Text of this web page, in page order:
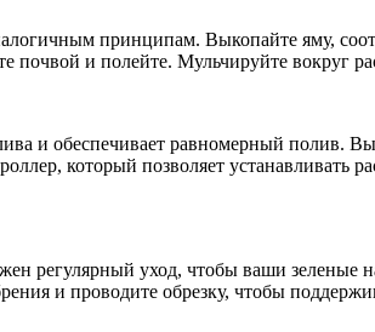
принципам. Выкопайте яму,
почвой и полейте. Мульчируйте вокруг
и обеспечивает равномерный полив.
который позволяет устанавливать
регулярный уход, чтобы ваши
и проводите обрезку, чтобы